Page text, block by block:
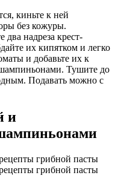
киньте к ней
без кожуры.
надреза крест-
их кипятком и легко
и добавьте их к
Тушите до
Подавать можно с
и